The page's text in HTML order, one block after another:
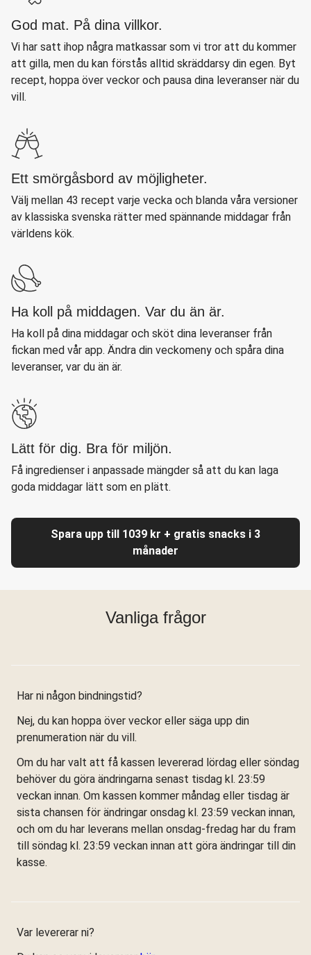
God mat. På dina villkor.
Vi har satt ihop några matkassar som vi tror att du kommer
att gilla, men du kan förstås alltid skräddarsy din egen. Byt
recept, hoppa över veckor och pausa dina leveranser när du
vill.
Ett smörgåsbord av möjligheter.
Välj mellan 43 recept varje vecka och blanda våra versioner
av klassiska svenska rätter med spännande middagar från
världens kök.
Ha koll på middagen. Var du än är.
Ha koll på dina middagar och sköt dina leveranser från
fickan med vår app. Ändra din veckomeny och spåra dina
leveranser, var du än är.
Lätt för dig. Bra för miljön.
Få ingredienser i anpassade mängder så att du kan laga
goda middagar lätt som en plätt.
Spara upp till 1039 kr + gratis snacks i 3
månader
Vanliga frågor
Har ni någon bindningstid?
Nej, du kan hoppa över veckor eller säga upp din
prenumeration när du vill.
Om du har valt att få kassen levererad lördag eller söndag
behöver du göra ändringarna senast tisdag kl. 23:59
veckan innan. Om kassen kommer måndag eller tisdag är
sista chansen för ändringar onsdag kl. 23:59 veckan innan,
och om du har leverans mellan onsdag-fredag har du fram
till söndag kl. 23:59 veckan innan att göra ändringar till din
kasse.
Var levererar ni?